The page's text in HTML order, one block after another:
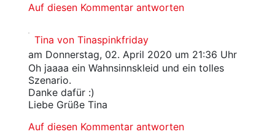
Auf diesen Kommentar antworten
Tina von Tinaspinkfriday
am Donnerstag, 02. April 2020 um 21:36 Uhr
Oh jaaaa ein Wahnsinnskleid und ein tolles
Szenario.
Danke dafür :)
Liebe Grüße Tina
Auf diesen Kommentar antworten